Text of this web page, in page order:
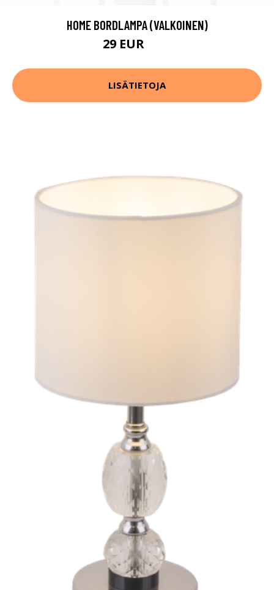
HOME BORDLAMPA (VALKOINEN)
29 EUR
LISÄTIETOJA